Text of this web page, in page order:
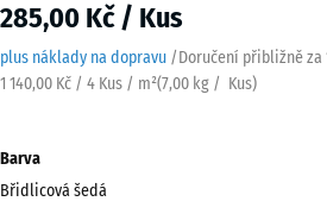
285,00 Kč / Kus
plus náklady na dopravu /Doručení přibližně za
1 140,00 Kč / 4 Kus / m²(7,00 kg / Kus)
Barva
Břidlicová šedá